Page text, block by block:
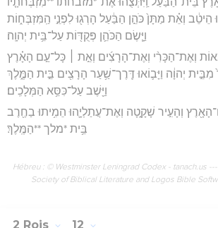
הֵיטֵ֔ב וְאֵ֗ת מַתָּן֙ כֹּהֵ֣ן הַבַּ֔עַל הָרְג֖וּ לִפְנֵ֣י הַֽמִּזְבְּח֑וֹת
וַיָּ֧שֶׂם הַכֹּהֵ֛ן פְּקֻדּ֖וֹת עַל־בֵּ֥ית יְהוָֽה׃
וְאֶת־הַכָּרִ֨י וְאֶת־הָרָצִ֜ים וְאֵ֣ת ׀ כָּל־עַ֣ם הָאָ֗רֶץ
מִבֵּ֣ית יְהוָ֔ה וַיָּב֛וֹאוּ דֶּֽרֶך־שַׁ֥עַר הָרָצִ֖ים בֵּ֣ית הַמֶּ֑לֶךְ
וַיֵּ֖שֶׁב עַל־כִּסֵּ֥א הַמְּלָכִֽים׃
וְהָעִ֣יר שָׁקָ֑טָה וְאֶת־עֲתַלְיָ֛הוּ הֵמִ֥יתוּ בַחֶ֖רֶב
בֵּ֥ית *מלך **הַמֶּֽלֶךְ׃
Hébreu : © Westminster Leningrad Codex - tanach.us
Society of Biblical Literature and Logos Bible
2 Rois 12